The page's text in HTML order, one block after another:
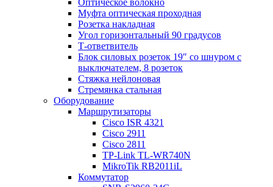
Оптическое волокно
Муфта оптическая проходная
Розетка накладная
Угол горизонтальный 90 градусов
Т-ответвитель
Блок силовых розеток 19″ со шнуром с
выключателем, 8 розеток
Стяжка нейлоновая
Стремянка стальная
Оборудование
Маршрутизаторы
Cisco ISR 4321
Cisco 2911
Cisco 2811
TP-Link TL-WR740N
MikroTik RB2011iL
Коммутатор